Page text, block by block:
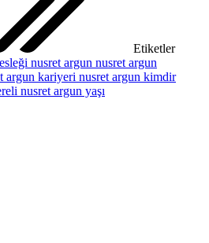
Etiketler
nusret argun nusret argun
argun kariyeri nusret argun kimdir
nusret argun yaşı